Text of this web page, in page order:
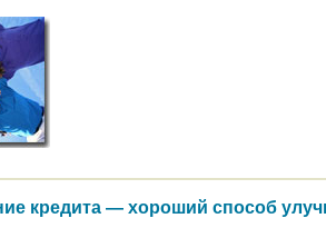
кредита — хороший способ